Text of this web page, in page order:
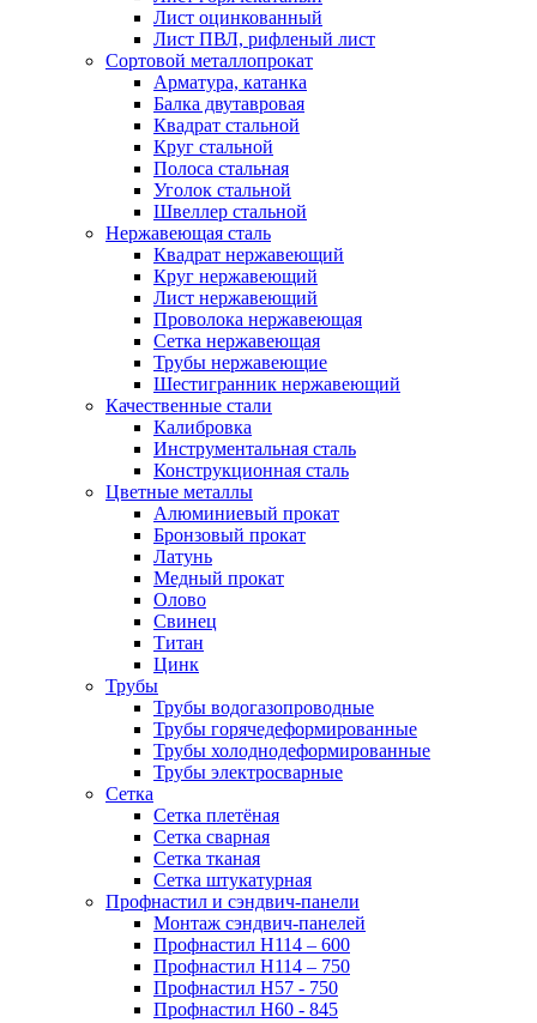
Лист оцинкованный
Лист ПВЛ, рифленый лист
Сортовой металлопрокат
Арматура, катанка
Балка двутавровая
Квадрат стальной
Круг стальной
Полоса стальная
Уголок стальной
Швеллер стальной
Нержавеющая сталь
Квадрат нержавеющий
Круг нержавеющий
Лист нержавеющий
Проволока нержавеющая
Сетка нержавеющая
Трубы нержавеющие
Шестигранник нержавеющий
Качественные стали
Калибровка
Инструментальная сталь
Конструкционная сталь
Цветные металлы
Алюминиевый прокат
Бронзовый прокат
Латунь
Медный прокат
Олово
Свинец
Титан
Цинк
Трубы
Трубы водогазопроводные
Трубы горячедеформированные
Трубы холоднодеформированные
Трубы электросварные
Сетка
Сетка плетёная
Сетка сварная
Сетка тканая
Сетка штукатурная
Профнастил и сэндвич-панели
Монтаж сэндвич-панелей
Профнастил Н114 – 600
Профнастил Н114 – 750
Профнастил Н57 - 750
Профнастил Н60 - 845